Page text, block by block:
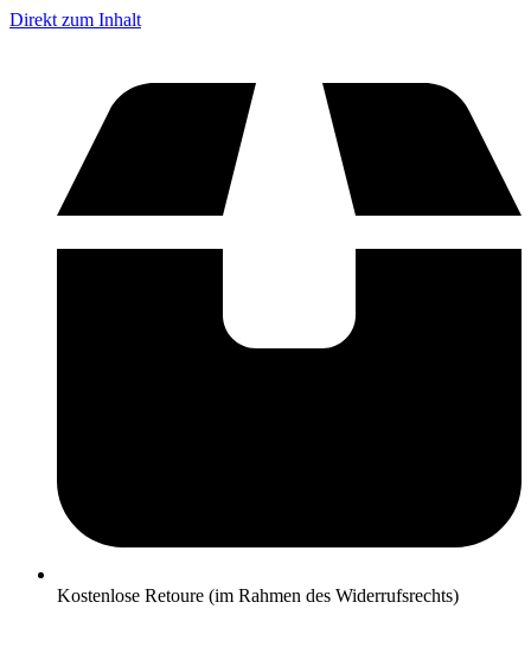
Direkt zum Inhalt
Kostenlose Retoure (im Rahmen des Widerrufsrechts)